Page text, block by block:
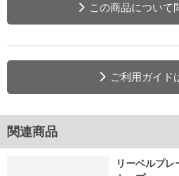
この商品について
ご利用ガイド
関連商品
リーベルプレ